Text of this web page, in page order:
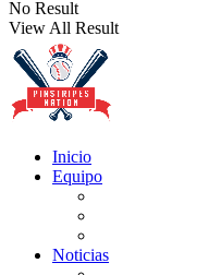
No Result
View All Result
Inicio
Equipo
Noticias